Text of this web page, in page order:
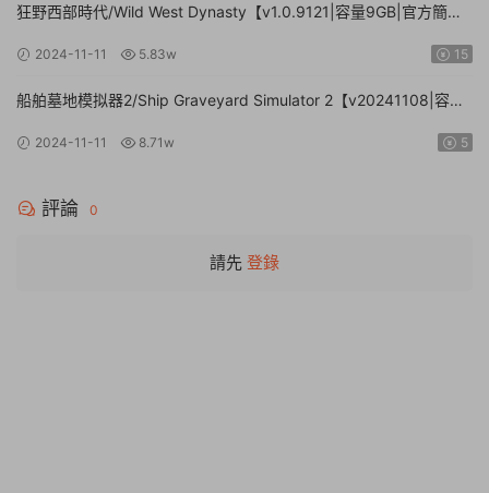
狂野西部時代/Wild West Dynasty【v1.0.9121|容量9GB|官方簡體
2024-11-11 5.83w 15
船舶墓地模拟器2/Ship Graveyard Simulator 2【v20241108|容量
2024-11-11 8.71w 5
評論 0
請先 登錄